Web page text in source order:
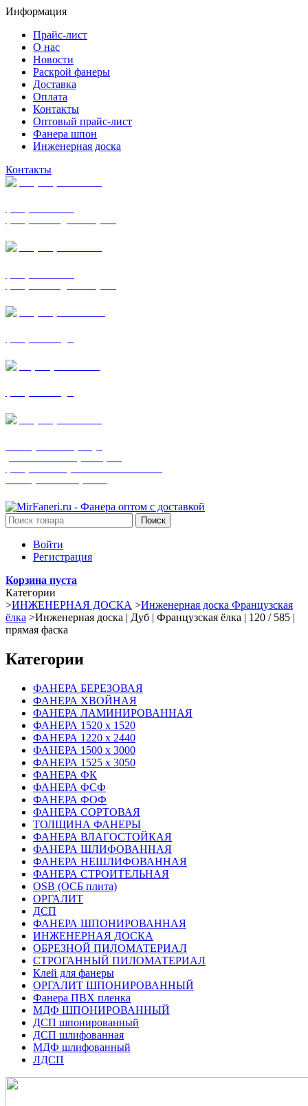
Информация
Прайс-лист
О нас
Новости
Раскрой фанеры
Доставка
Оплата
Контакты
Оптовый прайс-лист
Фанера шпон
Инженерная доска
Контакты
Поиск
Войти
Регистрация
Корзина пуста
Категории
>ИНЖЕНЕРНАЯ ДОСКА >Инженерная доска Французская
ёлка >Инженерная доска | Дуб | Французская ёлка | 120 / 585 |
прямая фаска
Категории
ФАНЕРА БЕРЕЗОВАЯ
ФАНЕРА ХВОЙНАЯ
ФАНЕРА ЛАМИНИРОВАННАЯ
ФАНЕРА 1520 х 1520
ФАНЕРА 1220 х 2440
ФАНЕРА 1500 х 3000
ФАНЕРА 1525 х 3050
ФАНЕРА ФК
ФАНЕРА ФСФ
ФАНЕРА ФОФ
ФАНЕРА СОРТОВАЯ
ТОЛЩИНА ФАНЕРЫ
ФАНЕРА ВЛАГОСТОЙКАЯ
ФАНЕРА ШЛИФОВАННАЯ
ФАНЕРА НЕШЛИФОВАННАЯ
ФАНЕРА СТРОИТЕЛЬНАЯ
OSB (ОСБ плита)
ОРГАЛИТ
ДСП
ФАНЕРА ШПОНИРОВАННАЯ
ИНЖЕНЕРНАЯ ДОСКА
ОБРЕЗНОЙ ПИЛОМАТЕРИАЛ
СТРОГАННЫЙ ПИЛОМАТЕРИАЛ
Клей для фанеры
ОРГАЛИТ ШПОНИРОВАННЫЙ
Фанера ПВХ пленка
МДФ ШПОНИРОВАННЫЙ
ДСП шпонированный
ДСП шлифованная
МДФ шлифованный
ЛДСП